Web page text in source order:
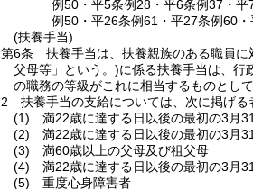
例50・平5条例28・平6条例37・
例50・平26条例61・平27条例60
(扶養手当)
第6条
扶養手当は、扶養親族のある職員に
父母等」という。)に係る扶養手当は、行
の職務の等級がこれに相当するものとし
2
扶養手当の支給については、次に掲げ
(1)
満22歳に達する日以後の最初の3月
(2)
満22歳に達する日以後の最初の3月
(3)
満60歳以上の父母及び祖父母
(4)
満22歳に達する日以後の最初の3月
(5)
重度心身障害者